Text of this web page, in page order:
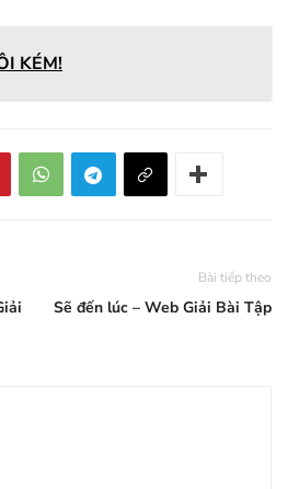
KÉM!
Bài tiếp theo
Sẽ đến lúc – Web Giải Bài Tập